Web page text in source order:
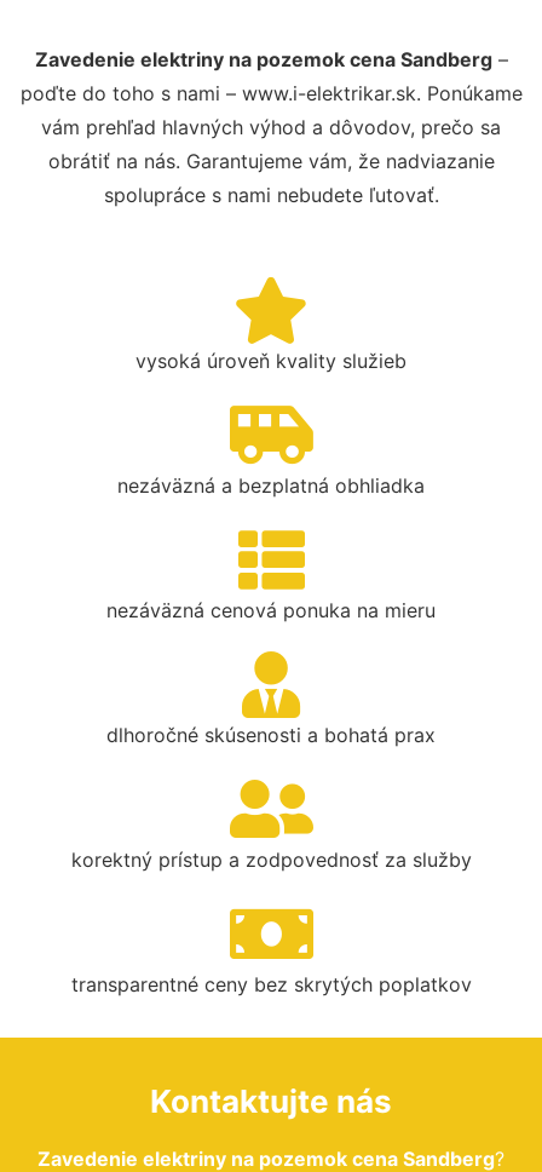
Zavedenie elektriny na pozemok cena Sandberg–
poďte do toho s nami – www.i-elektrikar.sk. Ponúkame
vám prehľad hlavných výhod a dôvodov, prečo sa
obrátiť na nás. Garantujeme vám, že nadviazanie
spolupráce s nami nebudete ľutovať.
vysoká úroveň kvality služieb
nezáväzná a bezplatná obhliadka
nezáväzná cenová ponuka na mieru
dlhoročné skúsenosti a bohatá prax
korektný prístup a zodpovednosť za služby
transparentné ceny bez skrytých poplatkov
Kontaktujte nás
Zavedenie elektriny na pozemok cena Sandberg?